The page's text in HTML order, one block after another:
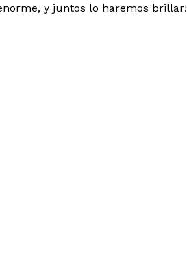
y juntos lo haremos brillar!